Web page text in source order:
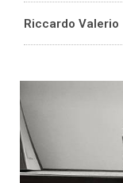
Riccardo Valerio